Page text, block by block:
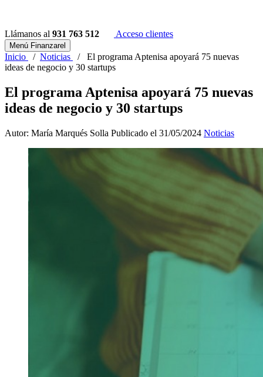
Llámanos al 931 763 512 Acceso clientes
Menú Finanzarel
Inicio / Noticias / El programa Aptenisa apoyará 75 nuevas
ideas de negocio y 30 startups
El programa Aptenisa apoyará 75 nuevas
ideas de negocio y 30 startups
Autor: María Marqués Solla Publicado el 31/05/2024 Noticias